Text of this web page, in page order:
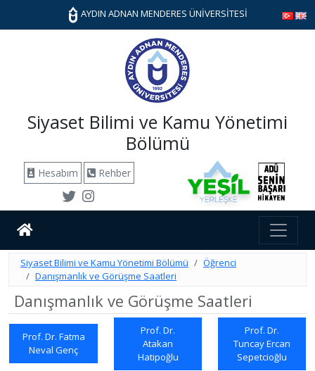
AYDIN ADNAN MENDERES ÜNİVERSİTESİ
Siyaset Bilimi ve Kamu Yönetimi
Bölümü
Hesabım Rehber
Siyaset Bilimi ve Kamu Yönetimi Bölümü
Öğrenci
Danışmanlık ve Görüşme Saatleri
Danışmanlık ve Görüşme Saatleri
Prof. Dr. Fatma
Neval Genç
Prof. Dr.
Atakan
Hatipoğlu
Prof. Dr.
Tuncay Ercan
Sepetcioğlu